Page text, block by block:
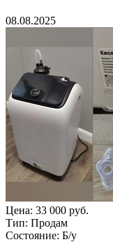
08.08.2025
Цена: 33 000 руб.
Тип: Продам
Состояние: Б/у